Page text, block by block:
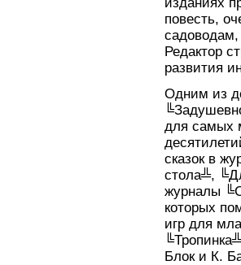
повесть,
садоводам,
Редактор
развития
Одним из
для самых
сказок в
стола╩,
журналы
которых
игр для
Блок и К.